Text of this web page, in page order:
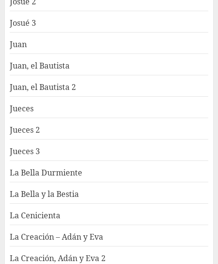
Josué 3
Juan
Juan, el Bautista
Juan, el Bautista 2
Jueces
Jueces 2
Jueces 3
La Bella Durmiente
La Bella y la Bestia
La Cenicienta
La Creación – Adán y Eva
La Creación, Adán y Eva 2